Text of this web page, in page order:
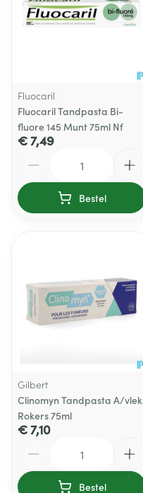
Fluocaril
Fluocaril Tandpasta Bi-
fluore 145 Munt 75ml Nf
€ 7,49
Bestel
Gilbert
Clinomyn Tandpasta A/vlek
Rokers 75ml
€ 7,10
Bestel